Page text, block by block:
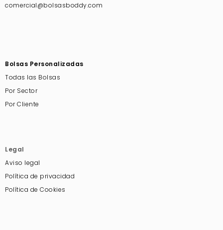
comercial@bolsasboddy.com
Bolsas Personalizadas
Todas las Bolsas
Por Sector
Por Cliente
Legal
Aviso legal
Política de privacidad
Política de Cookies